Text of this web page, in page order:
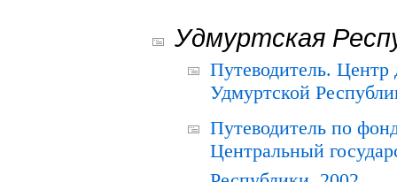
Удмуртская
Путеводитель.
Удмуртской
Путеводитель по
Центральный